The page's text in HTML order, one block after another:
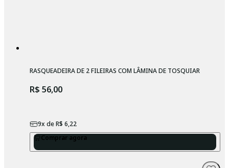
RASQUEADEIRA DE 2 FILEIRAS COM LÂMINA DE TOSQUIAR
R$ 56,00
9x deR$ 6,22
Comprar agora